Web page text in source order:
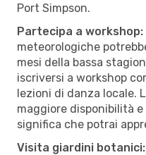
Port Simpson.
Partecipa a workshop:
meteorologiche
mesi della bassa
iscriversi a workshop
lezioni di danza locale.
maggiore disponibilità
significa che potrai
Visita giardini botanici: